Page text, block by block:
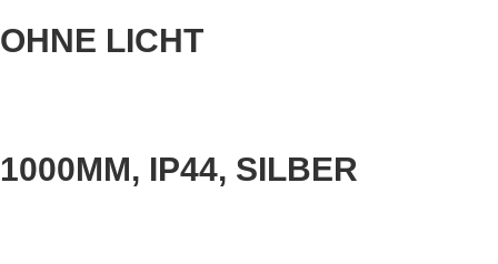
OHNE LICHT
1000MM, IP44, SILBER